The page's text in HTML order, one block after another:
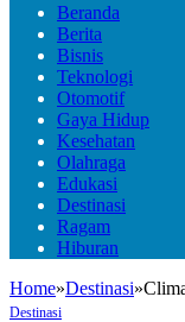
Beranda
Berita
Bisnis
Teknologi
Otomotif
Gaya Hidup
Kesehatan
Olahraga
Edukasi
Destinasi
Ragam
Hiburan
Home»Destinasi»
Destinasi